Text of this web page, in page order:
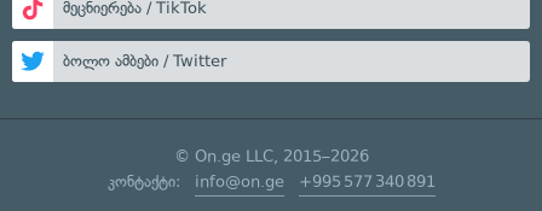
მეცნიერება / TikTok
ბოლო ამბები / Twitter
© On.ge LLC, 2015–2026
კონტაქტი: info@on.ge +995 577 340 891